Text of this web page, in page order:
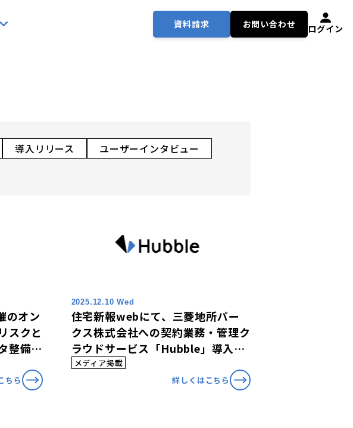
資料請求 お問い合わせ ログイン
導入リリース
ユーザーインタビュー
のオン
スクと
整備
ちら
2025.12.10 Wed
住宅新報webにて、三菱地所パー
クス株式会社への契約業務・管理ク
ラウドサービス「Hubble」導入に
ついて掲載されました。
メディア掲載
詳しくはこちら